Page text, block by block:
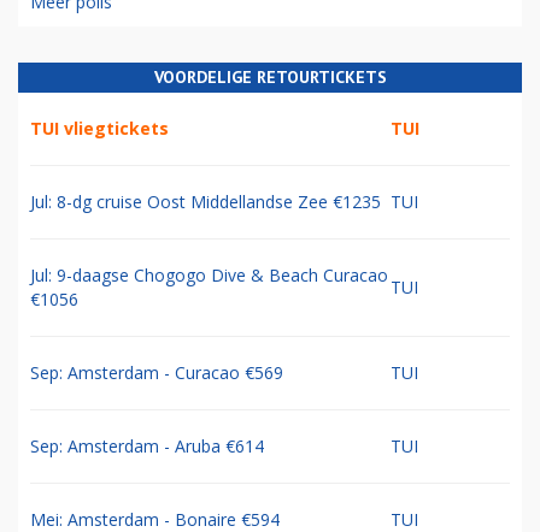
VOORDELIGE RETOURTICKETS
TUI vliegtickets TUI
Jul: 8-dg cruise Oost Middellandse Zee €1235 TUI
Jul: 9-daagse Chogogo Dive & Beach Curacao
€1056
TUI
Sep: Amsterdam - Curacao €569 TUI
Sep: Amsterdam - Aruba €614 TUI
Mei: Amsterdam - Bonaire €594 TUI